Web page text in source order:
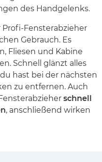
des Handgelenks.
Fensterabzieher
Gebrauch. Es
Fliesen und Kabine
Schnell glänzt alles
hast bei der nächsten
zu entfernen. Auch
schnell
, anschließend wirken